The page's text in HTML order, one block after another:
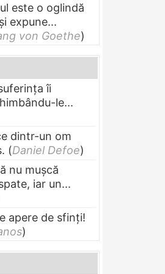
este o oglindă
expune...
von Goethe)
îi
le...
dintr-un om
(Daniel Defoe)
nu muşcă
iar un...
apere de sfinți!
)